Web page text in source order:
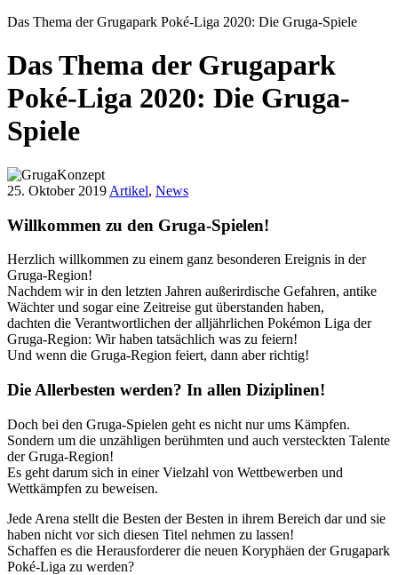
Das Thema der Grugapark Poké-Liga 2020: Die Gruga-Spiele
Das Thema der Grugapark
Poké-Liga 2020: Die Gruga-
Spiele
25. Oktober 2019 Artikel, News
Willkommen zu den Gruga-Spielen!
Herzlich willkommen zu einem ganz besonderen Ereignis in der
Gruga-Region!
Nachdem wir in den letzten Jahren außerirdische Gefahren, antike
Wächter und sogar eine Zeitreise gut überstanden haben,
dachten die Verantwortlichen der alljährlichen Pokémon Liga der
Gruga-Region: Wir haben tatsächlich was zu feiern!
Und wenn die Gruga-Region feiert, dann aber richtig!
Die Allerbesten werden? In allen Diziplinen!
Doch bei den Gruga-Spielen geht es nicht nur ums Kämpfen.
Sondern um die unzähligen berühmten und auch versteckten Talente
der Gruga-Region!
Es geht darum sich in einer Vielzahl von Wettbewerben und
Wettkämpfen zu beweisen.
Jede Arena stellt die Besten der Besten in ihrem Bereich dar und sie
haben nicht vor sich diesen Titel nehmen zu lassen!
Schaffen es die Herausforderer die neuen Koryphäen der Grugapark
Poké-Liga zu werden?